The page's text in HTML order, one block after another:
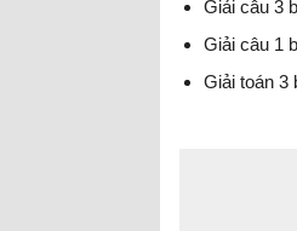
Giải câu 3
Giải câu 1
Giải toán 3